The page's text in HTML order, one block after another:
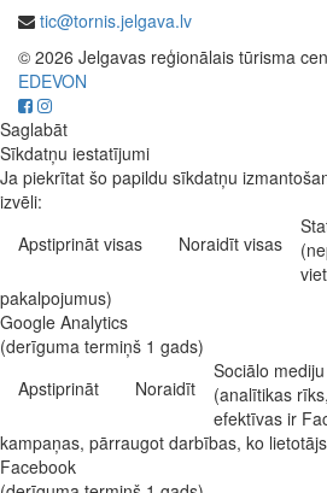
tic@tornis.jelgava.lv
© 2026 Jelgavas reģionālais tūrisma
EDEVON
Saglabāt
Sīkdatņu iestatījumi
Ja piekrītat šo papildu sīkdatņu
izvēli:
Apstiprināt visas
Noraidīt visas
pakalpojumus)
Google Analytics
(derīguma termiņš 1 gads)
Apstiprināt
Noraidīt
Sociālo
(analītikas
efektīvas ir
kampaņas, pārraugot darbības, ko
Facebook